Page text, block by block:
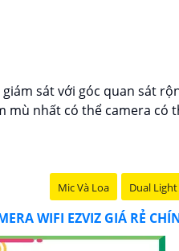
vậy, sản phẩm cũng
lỡ cơ hội sở hữu Camera
giám sát với góc quan sát
mù nhất có thể camera có
Mic Và Loa Dual Light
WIFI EZVIZ GIÁ RẺ